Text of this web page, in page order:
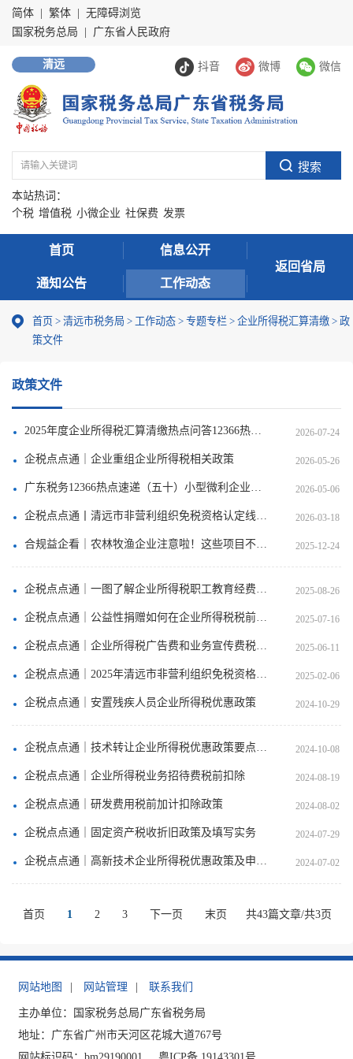
简体 繁体
无障碍浏览
国家税务总局
广东省人民政府
抖音 微博 微信
清远
本站热词：
个税 增值税 小微企业 社保费 发票
首页 信息公开
通知公告 工作动态
返回省局
首页 > 清远市税务局 > 工作动态 > 专题专栏 > 企业所得税汇算清缴 > 政
策文件
政策文件
2025年度企业所得税汇算清缴热点问答12366热点速递（五十三） 2026-07-24
企税点点通｜企业重组企业所得税相关政策 2026-05-26
广东税务12366热点速递（五十）小型微利企业所得税年报（汇算清缴）怎么报？ 2026-05-06
企税点点通丨清远市非营利组织免税资格认定线上线下同步受理 2026-03-18
合规益企看｜农林牧渔企业注意啦！这些项目不属于可享受优惠政策列举范围 2025-12-24
企税点点通｜一图了解企业所得税职工教育经费税前扣除小知识 2025-08-26
企税点点通｜公益性捐赠如何在企业所得税税前扣除？ 2025-07-16
企税点点通｜企业所得税广告费和业务宣传费税前扣除政策解读 2025-06-11
企税点点通｜2025年清远市非营利组织免税资格认定工作开始啦！ 2025-02-06
企税点点通｜安置残疾人员企业所得税优惠政策 2024-10-29
企税点点通｜技术转让企业所得税优惠政策要点解答 2024-10-08
企税点点通｜企业所得税业务招待费税前扣除 2024-08-19
企税点点通｜研发费用税前加计扣除政策 2024-08-02
企税点点通｜固定资产税收折旧政策及填写实务 2024-07-29
企税点点通｜高新技术企业所得税优惠政策及申报操作指南 2024-07-02
首页 1 2 3 下一页 末页 共43篇文章/共3页
网站地图 网站管理 联系我们
主办单位：国家税务总局广东省税务局
地址：广东省广州市天河区花城大道767号